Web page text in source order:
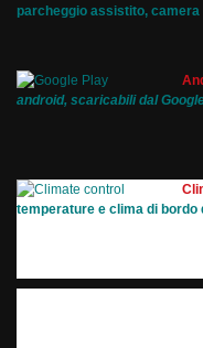
parcheggio assistito,
android, scaricabili dal
temperature e clima di bordo